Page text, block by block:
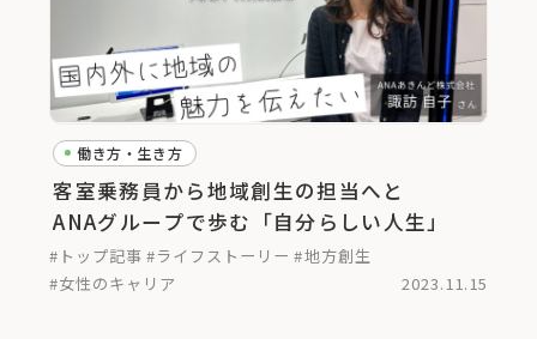
働き方・生き方
客室乗務員から地域創生の担当へと
ANAグループで歩む「自分らしい人生」
#トップ記事 #ライフストーリー #地方創生
#女性のキャリア
2023.11.15